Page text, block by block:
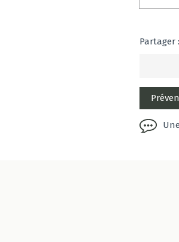
Partager :